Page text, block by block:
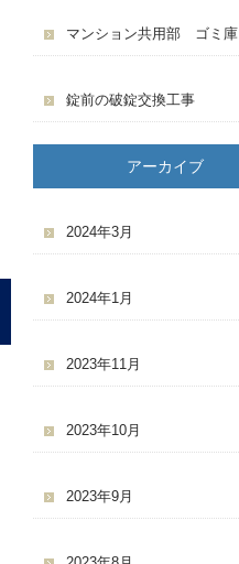
マンション共用部 ゴミ庫
錠前の破錠交換工事
アーカイブ
2024年3月
2024年1月
2023年11月
2023年10月
2023年9月